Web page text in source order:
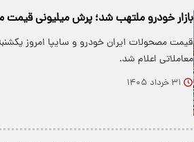
بازار خودرو ملتهب شد؛ پرش میلیونی قیمت
معاملاتی اعلام شد.
۳۱ خرداد ۱۴۰۵